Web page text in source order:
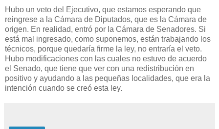
Hubo un veto del Ejecutivo, que estamos esperando que
reingrese a la Cámara de Diputados, que es la Cámara de
origen. En realidad, entró por la Cámara de Senadores. Si
está mal ingresado, como suponemos, están trabajando los
técnicos, porque quedaría firme la ley, no entraría el veto.
Hubo modificaciones con las cuales no estuvo de acuerdo
el Senado, que tiene que ver con una redistribución en
positivo y ayudando a las pequeñas localidades, que era la
intención cuando se creó esta ley.